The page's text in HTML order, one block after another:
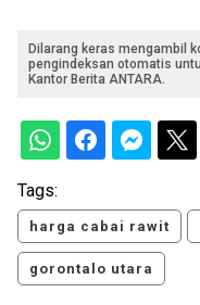
Dilarang keras mengambil
pengindeksan otomatis
Kantor Berita ANTARA.
Tags:
harga cabai rawit
gorontalo utara